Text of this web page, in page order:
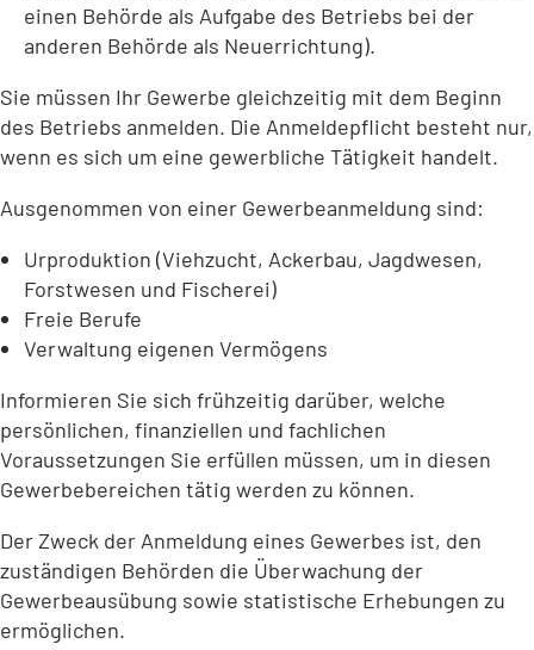
einen Behörde als Aufgabe des Betriebs bei der
anderen Behörde als Neuerrichtung).
Sie müssen Ihr Gewerbe gleichzeitig mit dem Beginn
des Betriebs anmelden. Die Anmeldepflicht besteht nur,
wenn es sich um eine gewerbliche Tätigkeit handelt.
Ausgenommen von einer Gewerbeanmeldung sind:
Urproduktion (Viehzucht, Ackerbau, Jagdwesen,
Forstwesen und Fischerei)
Freie Berufe
Verwaltung eigenen Vermögens
Informieren Sie sich frühzeitig darüber, welche
persönlichen, finanziellen und fachlichen
Voraussetzungen Sie erfüllen müssen, um in diesen
Gewerbebereichen tätig werden zu können.
Der Zweck der Anmeldung eines Gewerbes ist, den
zuständigen Behörden die Überwachung der
Gewerbeausübung sowie statistische Erhebungen zu
ermöglichen.